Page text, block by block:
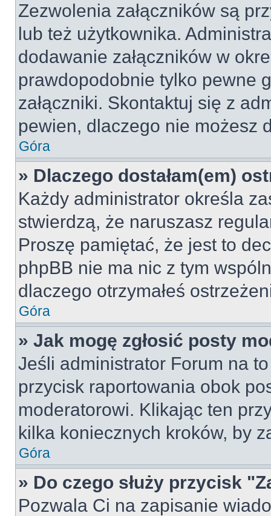
Zezwolenia załączników są
lub też użytkownika.
dodawanie załączników w
prawdopodobnie tylko pewne
załączniki. Skontaktuj się z
pewien, dlaczego nie możesz
Góra
» Dlaczego dostałam(em)
Każdy administrator określa
stwierdzą, że naruszasz
Proszę pamiętać, że jest to
phpBB nie ma nic z tym
dlaczego otrzymałeś
Góra
» Jak mogę zgłosić posty
Jeśli administrator Forum na
przycisk raportowania obok
moderatorowi. Klikając ten
kilka koniecznych kroków, by
Góra
» Do czego służy przycisk
Pozwala Ci na zapisanie